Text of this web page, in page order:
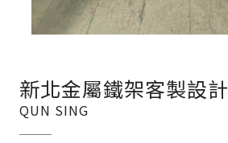
新北金屬鐵架客製設計
QUN SING